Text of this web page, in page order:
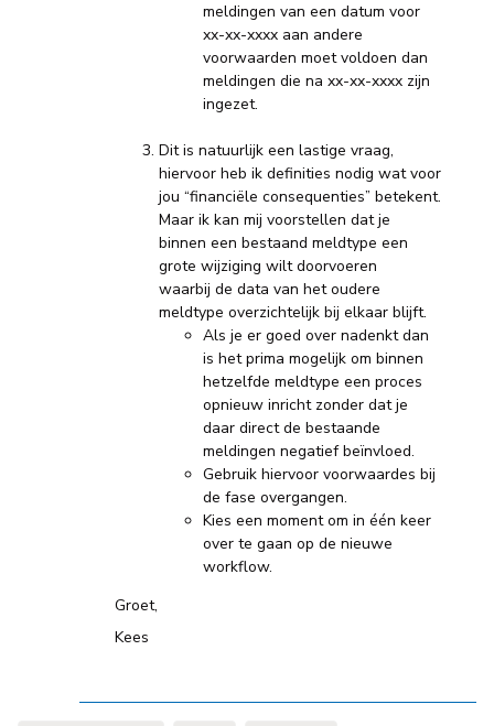
meldingen van een datum voor
xx-xx-xxxx aan andere
voorwaarden moet voldoen dan
meldingen die na xx-xx-xxxx zijn
ingezet.
Dit is natuurlijk een lastige vraag,
hiervoor heb ik definities nodig wat voor
jou “financiële consequenties” betekent.
Maar ik kan mij voorstellen dat je
binnen een bestaand meldtype een
grote wijziging wilt doorvoeren
waarbij de data van het oudere
meldtype overzichtelijk bij elkaar blijft.
Als je er goed over nadenkt dan
is het prima mogelijk om binnen
hetzelfde meldtype een proces
opnieuw inricht zonder dat je
daar direct de bestaande
meldingen negatief beïnvloed.
Gebruik hiervoor voorwaardes bij
de fase overgangen.
Kies een moment om in één keer
over te gaan op de nieuwe
workflow.
Groet,
Kees